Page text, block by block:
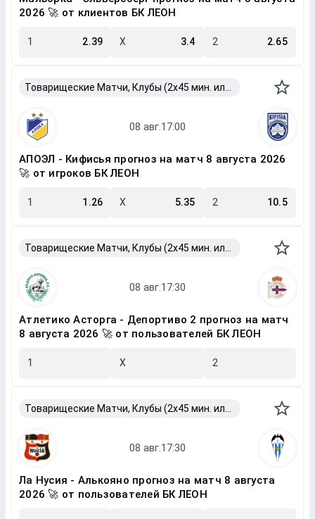
2026 🚀 от клиентов БК ЛЕОН
1 2.39 X 3.4 2 2.65
АПОЭЛ - Кифисья прогноз на матч 8 августа 2026
🚀 от игроков БК ЛЕОН
1 1.26 X 5.35 2 10.5
Атлетико Асторга - Депортиво 2 прогноз на матч
8 августа 2026 🚀 от пользователей БК ЛЕОН
1 X 2
Ла Нусия - Алькояно прогноз на матч 8 августа
2026 🚀 от пользователей БК ЛЕОН